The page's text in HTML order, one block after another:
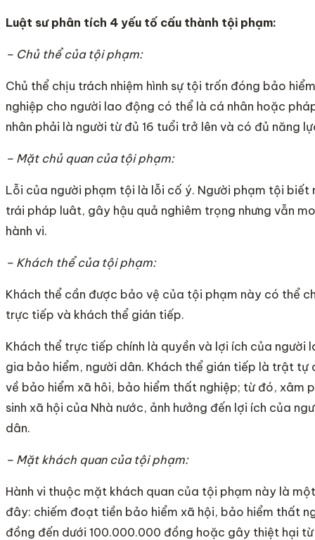
Luật sư phân tích 4 yếu tố cấu thành tội phạm:
– Chủ thể của tội phạm:
Chủ thể chịu trách nhiệm hình sự tội trốn đóng bảo
nghiệp cho người lao động có thể là cá nhân hoặc
nhân phải là người từ đủ 16 tuổi trở lên và có đủ năng
– Mặt chủ quan của tội phạm:
Lỗi của người phạm tội là lỗi cố ý. Người phạm tội biết
trái pháp luât, gây hậu quả nghiêm trọng nhưng vẫn
hành vi.
– Khách thể của tội phạm:
Khách thể cần được bảo vệ của tội phạm này có thể
trực tiếp và khách thể gián tiếp.
Khách thể trực tiếp chính là quyền và lợi ích của người
gia bảo hiểm, người dân. Khách thể gián tiếp là trật tự
về bảo hiểm xã hôi, bảo hiểm thất nghiệp; từ đó, xâm
sinh xã hội của Nhà nước, ảnh hưởng đến lợi ích của
dân.
– Mặt khách quan của tội phạm:
Hành vi thuộc mặt khách quan của tội phạm này là
đây: chiếm đoạt tiền bảo hiểm xã hội, bảo hiểm thất
đồng đến dưới 100.000.000 đồng hoặc gây thiệt hại